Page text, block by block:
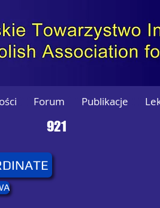
Forum Publikacje
921